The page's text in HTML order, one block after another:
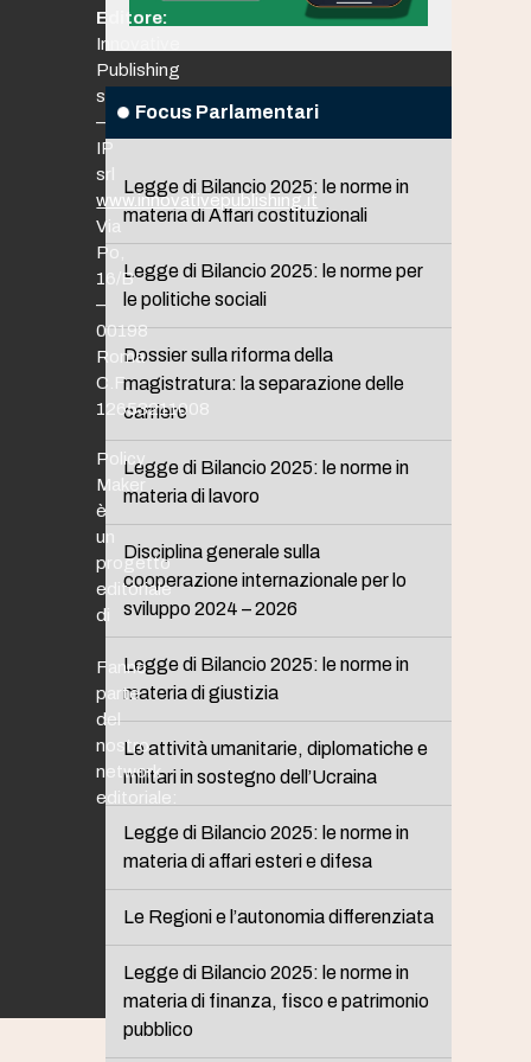
Focus Parlamentari
Legge di Bilancio 2025: le norme in
materia di Affari costituzionali
Legge di Bilancio 2025: le norme per
le politiche sociali
Dossier sulla riforma della
magistratura: la separazione delle
carriere
Legge di Bilancio 2025: le norme in
materia di lavoro
Disciplina generale sulla
cooperazione internazionale per lo
sviluppo 2024 – 2026
Legge di Bilancio 2025: le norme in
materia di giustizia
Le attività umanitarie, diplomatiche e
militari in sostegno dell’Ucraina
Legge di Bilancio 2025: le norme in
materia di affari esteri e difesa
Le Regioni e l’autonomia differenziata
Legge di Bilancio 2025: le norme in
materia di finanza, fisco e patrimonio
pubblico
Editore:
Innovative
Publishing
srl
–
IP
srl
www.innovativepublishing.it
Via
Po,
16/B
–
00198
Roma
C.F.
12653211008
Policy
Maker
è
un
progetto
editoriale
di
Fanno
parte
del
nostro
network
editoriale: